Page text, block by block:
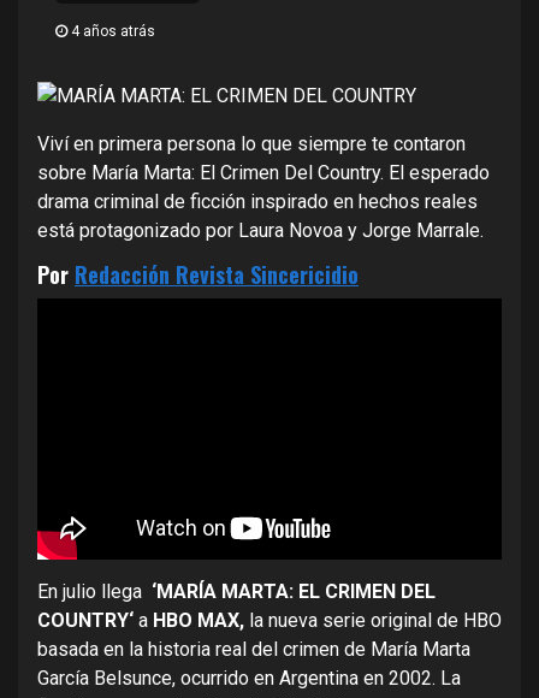
4 años atrás
Viví en primera persona lo que siempre te contaron
sobre María Marta: El Crimen Del Country. El esperado
drama criminal de ficción inspirado en hechos reales
está protagonizado por Laura Novoa y Jorge Marrale.
Por Redacción Revista Sincericidio
En julio llega ‘MARÍA MARTA: EL CRIMEN DEL
COUNTRY‘ a HBO MAX, la nueva serie original de HBO
basada en la historia real del crimen de María Marta
García Belsunce, ocurrido en Argentina en 2002. La